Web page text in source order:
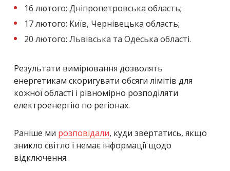
16 лютого: Дніпропетровська область;
17 лютого: Київ, Чернівецька область;
20 лютого: Львівська та Одеська області.
Результати вимірювання дозволять
енергетикам скоригувати обсяги лімітів для
кожної області і рівномірно розподіляти
електроенергію по регіонах.
Раніше ми розповідали, куди звертатись, якщо
зникло світло і немає інформації щодо
відключення.